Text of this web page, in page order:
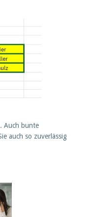
Auch bunte
auch so zuverlässig